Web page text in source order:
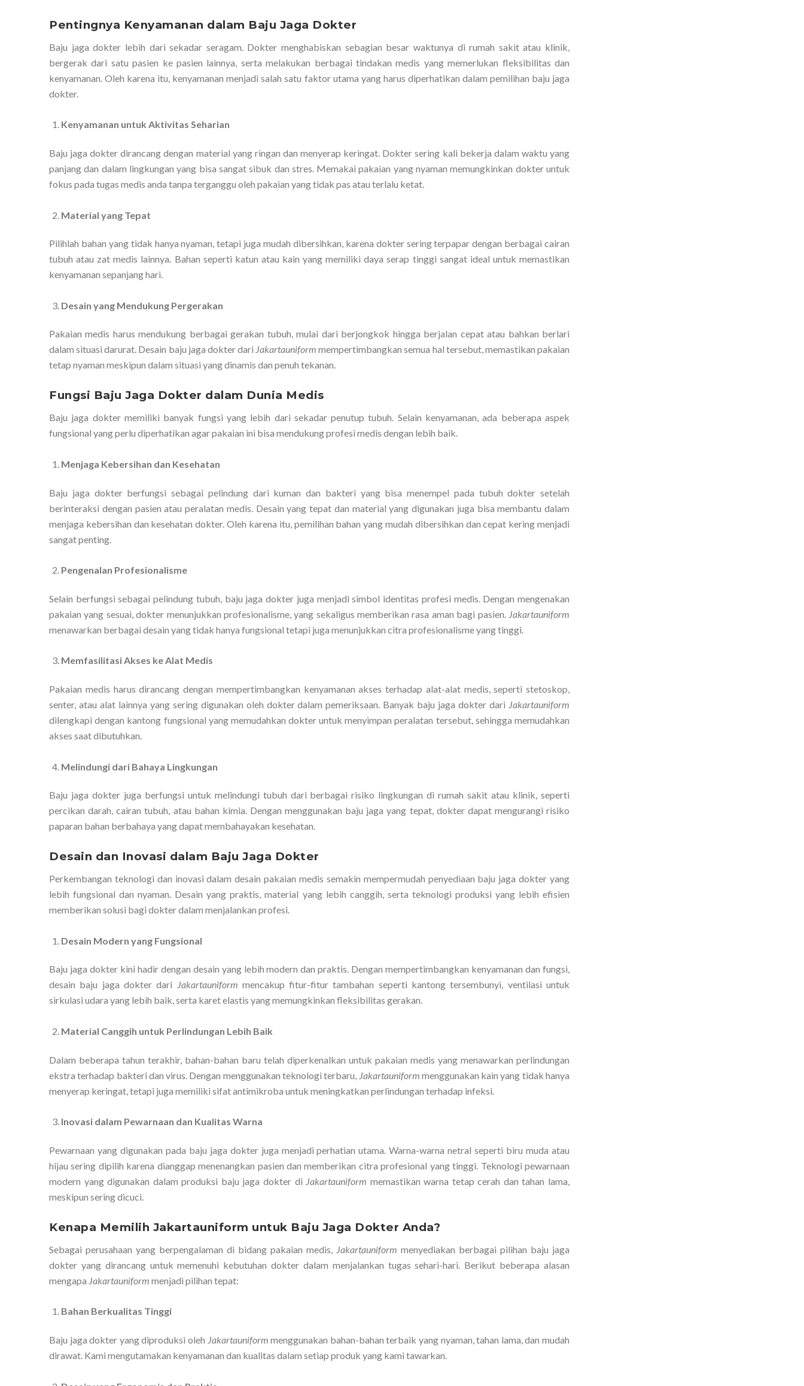
Pentingnya Kenyamanan dalam Baju Jaga Dokter
Baju jaga dokter lebih dari sekadar seragam. Dokter menghabiskan sebagian besar waktunya di rumah sakit atau klinik,
bergerak dari satu pasien ke pasien lainnya, serta melakukan berbagai tindakan medis yang memerlukan fleksibilitas dan
kenyamanan. Oleh karena itu, kenyamanan menjadi salah satu faktor utama yang harus diperhatikan dalam pemilihan baju jaga
dokter.
Kenyamanan untuk Aktivitas Seharian
Baju jaga dokter dirancang dengan material yang ringan dan menyerap keringat. Dokter sering kali bekerja dalam waktu yang
panjang dan dalam lingkungan yang bisa sangat sibuk dan stres. Memakai pakaian yang nyaman memungkinkan dokter untuk
fokus pada tugas medis anda tanpa terganggu oleh pakaian yang tidak pas atau terlalu ketat.
Material yang Tepat
Pilihlah bahan yang tidak hanya nyaman, tetapi juga mudah dibersihkan, karena dokter sering terpapar dengan berbagai cairan
tubuh atau zat medis lainnya. Bahan seperti katun atau kain yang memiliki daya serap tinggi sangat ideal untuk memastikan
kenyamanan sepanjang hari.
Desain yang Mendukung Pergerakan
Pakaian medis harus mendukung berbagai gerakan tubuh, mulai dari berjongkok hingga berjalan cepat atau bahkan berlari
dalam situasi darurat. Desain baju jaga dokter dari Jakartauniform mempertimbangkan semua hal tersebut, memastikan pakaian
tetap nyaman meskipun dalam situasi yang dinamis dan penuh tekanan.
Fungsi Baju Jaga Dokter dalam Dunia Medis
Baju jaga dokter memiliki banyak fungsi yang lebih dari sekadar penutup tubuh. Selain kenyamanan, ada beberapa aspek
fungsional yang perlu diperhatikan agar pakaian ini bisa mendukung profesi medis dengan lebih baik.
Menjaga Kebersihan dan Kesehatan
Baju jaga dokter berfungsi sebagai pelindung dari kuman dan bakteri yang bisa menempel pada tubuh dokter setelah
berinteraksi dengan pasien atau peralatan medis. Desain yang tepat dan material yang digunakan juga bisa membantu dalam
menjaga kebersihan dan kesehatan dokter. Oleh karena itu, pemilihan bahan yang mudah dibersihkan dan cepat kering menjadi
sangat penting.
Pengenalan Profesionalisme
Selain berfungsi sebagai pelindung tubuh, baju jaga dokter juga menjadi simbol identitas profesi medis. Dengan mengenakan
pakaian yang sesuai, dokter menunjukkan profesionalisme, yang sekaligus memberikan rasa aman bagi pasien. Jakartauniform
menawarkan berbagai desain yang tidak hanya fungsional tetapi juga menunjukkan citra profesionalisme yang tinggi.
Memfasilitasi Akses ke Alat Medis
Pakaian medis harus dirancang dengan mempertimbangkan kenyamanan akses terhadap alat-alat medis, seperti stetoskop,
senter, atau alat lainnya yang sering digunakan oleh dokter dalam pemeriksaan. Banyak baju jaga dokter dari Jakartauniform
dilengkapi dengan kantong fungsional yang memudahkan dokter untuk menyimpan peralatan tersebut, sehingga memudahkan
akses saat dibutuhkan.
Melindungi dari Bahaya Lingkungan
Baju jaga dokter juga berfungsi untuk melindungi tubuh dari berbagai risiko lingkungan di rumah sakit atau klinik, seperti
percikan darah, cairan tubuh, atau bahan kimia. Dengan menggunakan baju jaga yang tepat, dokter dapat mengurangi risiko
paparan bahan berbahaya yang dapat membahayakan kesehatan.
Desain dan Inovasi dalam Baju Jaga Dokter
Perkembangan teknologi dan inovasi dalam desain pakaian medis semakin mempermudah penyediaan baju jaga dokter yang
lebih fungsional dan nyaman. Desain yang praktis, material yang lebih canggih, serta teknologi produksi yang lebih efisien
memberikan solusi bagi dokter dalam menjalankan profesi.
Desain Modern yang Fungsional
Baju jaga dokter kini hadir dengan desain yang lebih modern dan praktis. Dengan mempertimbangkan kenyamanan dan fungsi,
desain baju jaga dokter dari Jakartauniform mencakup fitur-fitur tambahan seperti kantong tersembunyi, ventilasi untuk
sirkulasi udara yang lebih baik, serta karet elastis yang memungkinkan fleksibilitas gerakan.
Material Canggih untuk Perlindungan Lebih Baik
Dalam beberapa tahun terakhir, bahan-bahan baru telah diperkenalkan untuk pakaian medis yang menawarkan perlindungan
ekstra terhadap bakteri dan virus. Dengan menggunakan teknologi terbaru, Jakartauniform menggunakan kain yang tidak hanya
menyerap keringat, tetapi juga memiliki sifat antimikroba untuk meningkatkan perlindungan terhadap infeksi.
Inovasi dalam Pewarnaan dan Kualitas Warna
Pewarnaan yang digunakan pada baju jaga dokter juga menjadi perhatian utama. Warna-warna netral seperti biru muda atau
hijau sering dipilih karena dianggap menenangkan pasien dan memberikan citra profesional yang tinggi. Teknologi pewarnaan
modern yang digunakan dalam produksi baju jaga dokter di Jakartauniform memastikan warna tetap cerah dan tahan lama,
meskipun sering dicuci.
Kenapa Memilih Jakartauniform untuk Baju Jaga Dokter Anda?
Sebagai perusahaan yang berpengalaman di bidang pakaian medis, Jakartauniform menyediakan berbagai pilihan baju jaga
dokter yang dirancang untuk memenuhi kebutuhan dokter dalam menjalankan tugas sehari-hari. Berikut beberapa alasan
mengapa Jakartauniform menjadi pilihan tepat:
Bahan Berkualitas Tinggi
Baju jaga dokter yang diproduksi oleh Jakartauniform menggunakan bahan-bahan terbaik yang nyaman, tahan lama, dan mudah
dirawat. Kami mengutamakan kenyamanan dan kualitas dalam setiap produk yang kami tawarkan.